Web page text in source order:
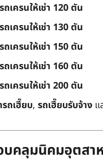
รถเครนให้เช่า 120 ตัน
รถเครนให้เช่า 130 ตัน
รถเครนให้เช่า 150 ตัน
รถเครนให้เช่า 160 ตัน
รถเครนให้เช่า 200 ตัน
รถเฮี๊ยบ, รถเฮี๊ยบรับจ้าง แ
คลุมนิคมอุตสา